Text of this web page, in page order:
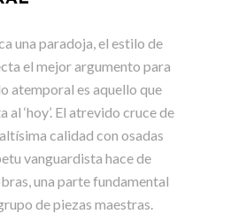
una paradoja, el estilo de
el mejor argumento para
atemporal es aquello que
al ‘hoy’. El atrevido cruce de
calidad con osadas
vanguardista hace de
una parte fundamental
de piezas maestras.